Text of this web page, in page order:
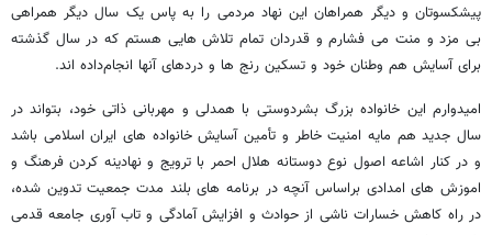
پیشکسوتان و دیگر همراهان این نهاد مردمی را به پاس یک سال دیگر همراهی
بی مزد و منت می فشارم و قدردان تمام تلاش هایی هستم که در سال گذشته
برای آسایش هم وطنان خود و تسکین رنج ها و دردهای آنها انجام‌داده اند.
امیدوارم این خانواده بزرگ بشردوستی با همدلی و مهربانی ذاتی خود، بتواند در
سال جدید هم مایه امنیت خاطر و تأمین آسایش خانواده های ایران اسلامی باشد
و در کنار اشاعه اصول نوع دوستانه هلال احمر با ترویج و نهادینه کردن فرهنگ و
اموزش های امدادی براساس آنچه در برنامه های بلند مدت جمعیت تدوین شده،
در راه کاهش خسارات ناشی از حوادث و افزایش آمادگی و تاب آوری جامعه قدمی